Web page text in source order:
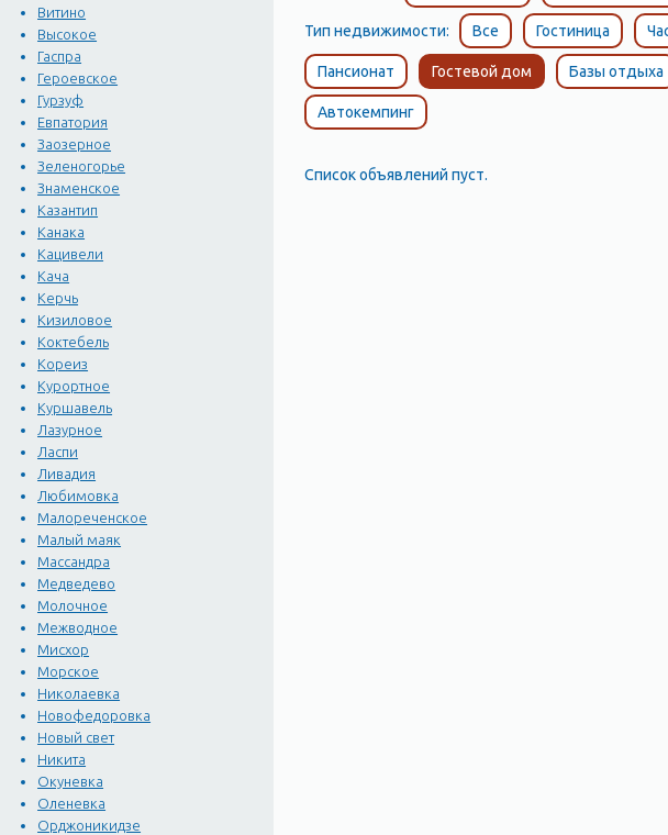
Витино
Высокое
Гаспра
Героевское
Гурзуф
Евпатория
Заозерное
Зеленогорье
Знаменское
Казантип
Канака
Кацивели
Кача
Керчь
Кизиловое
Коктебель
Кореиз
Курортное
Куршавель
Лазурное
Ласпи
Ливадия
Любимовка
Малореченское
Малый маяк
Массандра
Медведево
Молочное
Межводное
Мисхор
Морское
Николаевка
Новофедоровка
Новый свет
Никита
Окуневка
Оленевка
Орджоникидзе
Тип недвижимости: Все Гостиница
Пансионат Гостевой дом Базы отдыха
Автокемпинг
Список объявлений пуст.